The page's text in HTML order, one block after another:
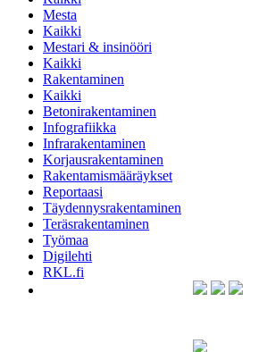
Mesta
Kaikki
Mestari & insinööri
Kaikki
Rakentaminen
Kaikki
Betonirakentaminen
Infografiikka
Infrarakentaminen
Korjausrakentaminen
Rakentamismääräykset
Reportaasi
Täydennysrakentaminen
Teräsrakentaminen
Työmaa
Digilehti
RKL.fi